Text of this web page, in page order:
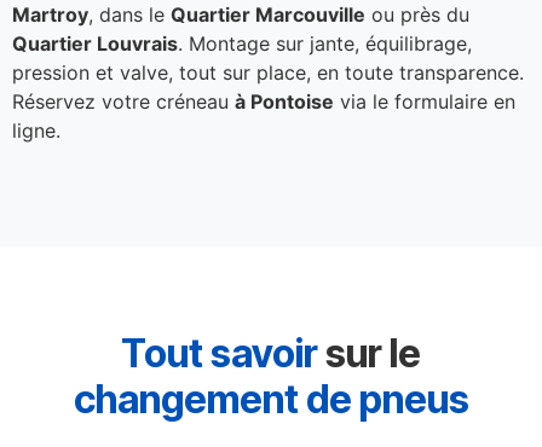
Martroy, dans le Quartier Marcouville ou près du
Quartier Louvrais. Montage sur jante, équilibrage,
pression et valve, tout sur place, en toute transparence.
Réservez votre créneau à Pontoise via le formulaire en
ligne.
Tout savoirsur le
changement de pneus